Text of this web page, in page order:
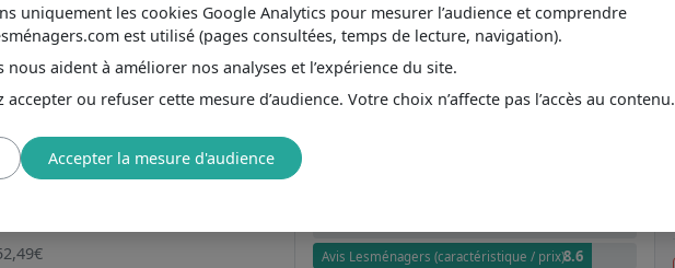
x profondeur) : 60 x 5.4 x 52 cm
(largeur x hauteur x profondeur) :
Avis Lesménagers (caractéristique / prix)8.6
uniquement les cookies Google Analytics pour mesurer l’audience et comprendre
est utilisé (pages consultées, temps de lecture, navigation).
nous aident à améliorer nos analyses et l’expérience du site.
accepter ou refuser cette mesure d’audience. Votre choix n’affecte pas l’accès au contenu.
Accepter la mesure d'audience